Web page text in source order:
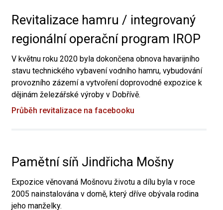
Revitalizace hamru / integrovaný
regionální operační program IROP
V květnu roku 2020 byla dokončena obnova havarijního
stavu technického vybavení vodního hamru, vybudování
provozního zázemí a vytvoření doprovodné expozice k
dějinám železářské výroby v Dobřívě.
Průběh revitalizace na facebooku
Pamětní síň Jindřicha Mošny
Expozice věnovaná Mošnovu životu a dílu byla v roce
2005 nainstalována v domě, který dříve obývala rodina
jeho manželky.